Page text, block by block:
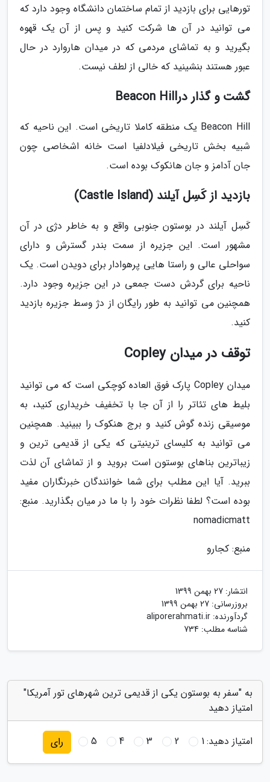
تورهایی برای بازدید از تمام ساختمان دانشگاه وجود دارد که
می توانید در آن ها شرکت کنید و پس از آن یک قهوه
بگیرید و به تماشای مردمی که در میدان هاروارد در حال
عبور هستند بنشینید که خالی از لطف نیست.
گشت و گذار درBeacon Hill
Beacon Hill یک منطقه کاملا تاریخی است. این ناحیه که
شبیه بخش تاریخی فیلادلفیا است خانه اشخاصی چون
جان آدامز و جان هانکوک بوده است.
بازدید از کَسِل آیلند (Castle Island)
کَسِل آیلند در بوستون جنوبی واقع و به خاطر دژی در آن
مشهور است. این جزیره از سمت بندر گسترش و دارای
سواحلی عالی و راستا هایی پرهوادار برای دویدن است. یک
ناحیه برای گردش دست جمعی در این جزیره وجود دارد.
همچنین می توانید به طور رایگان از دژ وسط جزیره بازدید
کنید.
توقف در میدان Copley
میدان Copley پارک فوق العاده کوچکی است که می توانید
بلیط های تئاتر را از آن جا با تخفیف خریداری کنید، به
موسیقی زنده گوش کنید و برج هنکوک را ببینید. همچنین
می توانید به کلیسای ترینیتی که یکی از قدیمی ترین و
زیباترین بناهای بوستون است بروید و از تماشای آن لذت
ببرید. آیا این مطلب برای شما خوانندگان خبرنگاران مفید
بوده است؟ لطفا نظرات خود را با ما در میان بگذارید. منبع:
nomadicmatt
منبع: کجارو
انتشار: 27 بهمن 1399
بروزرسانی: 27 بهمن 1399
گردآورنده: aliporerahmati.ir
شناسه مطلب: 734
به "سفر به بوستون یکی از قدیمی ترین شهرهای تور آمریکا"
امتیاز دهید
امتیاز دهید:1
2
3
4
5 رای